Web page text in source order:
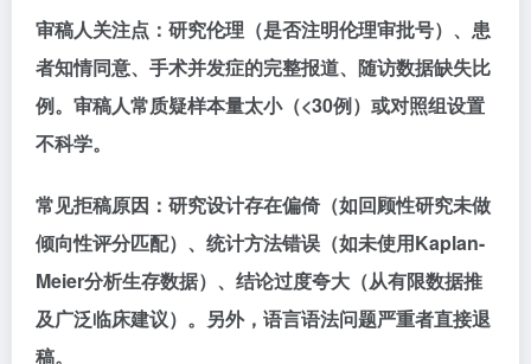
审稿人关注点： 研究伦理（是否注明伦理审批号）、患
者知情同意、手术并发症的完整报道、随访数据缺失比
例。审稿人常质疑样本量太小（<30例）或对照组设置
不科学。
常见拒稿原因： 研究设计存在偏倚（如回顾性研究未做
倾向性评分匹配）、统计方法错误（如未使用Kaplan-
Meier分析生存数据）、结论过度夸大（从有限数据推
及广泛临床建议）。另外，语言语法问题严重者直接退
稿。